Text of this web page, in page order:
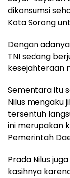
dikonsumsi
Kota Sorong
Dengan
TNI sedang
kesejahteraan
Sementara itu
Nilus mengaku
tersentuh
ini merupakan
Pemerintah
Prada Nilus
kasihnya